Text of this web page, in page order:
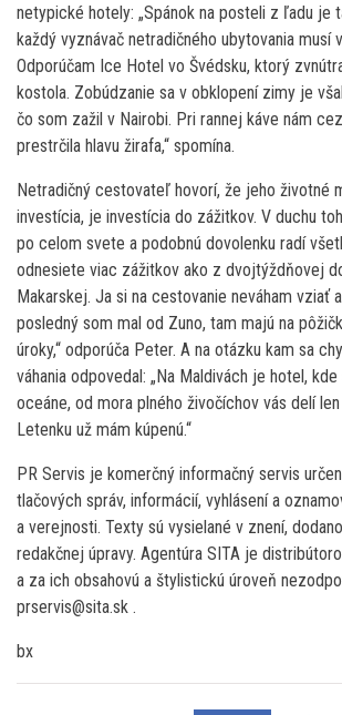
netypické hotely: „Spánok na posteli z ľadu je
každý vyznávač netradičného ubytovania musí
Odporúčam Ice Hotel vo Švédsku, ktorý
kostola. Zobúdzanie sa v obklopení zimy je
čo som zažil v Nairobi. Pri rannej káve nám
prestrčila hlavu žirafa,“ spomína.
Netradičný cestovateľ hovorí, že jeho životné
investícia, je investícia do zážitkov. V duchu
po celom svete a podobnú dovolenku radí
odnesiete viac zážitkov ako z dvojtýždňovej
Makarskej. Ja si na cestovanie neváham vziať
posledný som mal od Zuno, tam majú na
úroky,“ odporúča Peter. A na otázku kam sa
váhania odpovedal: „Na Maldivách je hotel,
oceáne, od mora plného živočíchov vás delí
Letenku už mám kúpenú.“
PR Servis je komerčný informačný servis
tlačových správ, informácií, vyhlásení a
a verejnosti. Texty sú vysielané v znení,
redakčnej úpravy. Agentúra SITA je
a za ich obsahovú a štylistickú úroveň
prservis@sita.sk .
bx